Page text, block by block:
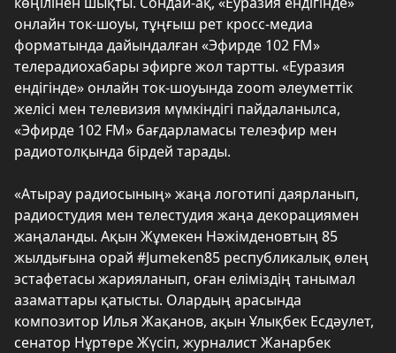
онлайн ток-шоуы, тұңғыш рет кросс-медиа
форматында дайындалған «Эфирде 102 FM»
телерадиохабары эфирге жол тартты. «Еуразия
ендігінде» онлайн ток-шоуында zoom әлеуметтік
желісі мен телевизия мүмкіндігі пайдаланылса,
«Эфирде 102 FM» бағдарламасы телеэфир мен
радиотолқында бірдей тарады.
«Атырау радиосының» жаңа логотипі даярланып,
радиостудия мен телестудия жаңа декорациямен
жаңаланды. Ақын Жұмекен Нәжімденовтың 85
жылдығына орай #Jumeken85 республикалық өлең
эстафетасы жарияланып, оған еліміздің танымал
азаматтары қатысты. Олардың арасында
композитор Илья Жақанов, ақын Ұлықбек Есдәулет,
сенатор Нұртөре Жүсіп, журналист Жанарбек